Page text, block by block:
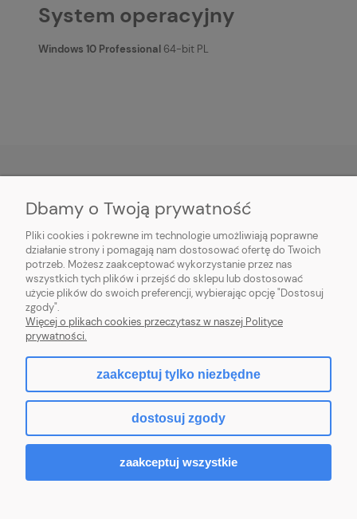
System operacyjny
Windows 10 Professional 64-bit PL
O NAS
INFORMACJE
PŁATNOŚCI I DOSTAWA
POMOC
MOJE KONTO
2026 © komputerydlafirm.pl - wszystkie prawa zastrzeżone.
pokaż pełną wersję strony
Dbamy o Twoją prywatność
Pliki cookies i pokrewne im technologie umożliwiają poprawne
działanie strony i pomagają nam dostosować ofertę do Twoich
potrzeb. Możesz zaakceptować wykorzystanie przez nas
wszystkich tych plików i przejść do sklepu lub dostosować
użycie plików do swoich preferencji, wybierając opcję "Dostosuj
zgody".
Więcej o plikach cookies przeczytasz w naszej Polityce
prywatności.
zaakceptuj tylko niezbędne
dostosuj zgody
zaakceptuj wszystkie